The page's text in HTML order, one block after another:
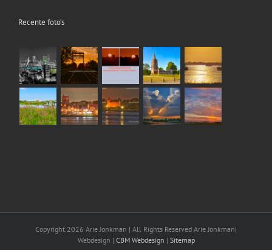
Recente foto’s
Copyright 2026 Arie Jonkman | All Rights Reserved Arie Jonkman|
Webdesign | CBM Webdesign | Sitemap